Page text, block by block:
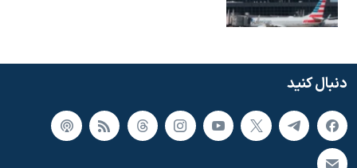
دنبال کنید